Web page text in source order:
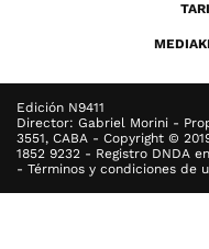
Edición N9411
Director: Gabriel Morini -
3551, CABA - Copyright ©
1852 9232 - Registro DNDA
- Términos y condiciones de